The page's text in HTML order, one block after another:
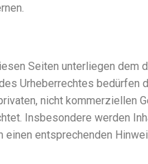
Seiten unterliegen dem
Urheberrechtes
nicht kommerziellen
Insbesondere werden
entsprechenden